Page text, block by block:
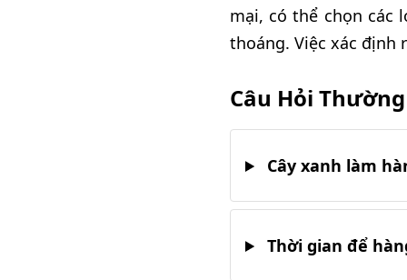
mại, có thể chọn các
thoáng. Việc xác định
Câu Hỏi
Cây xanh làm
Thời gian để